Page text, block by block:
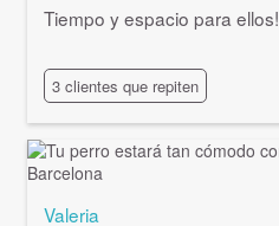
Tiempo y espacio para ellos!
3 clientes que repiten
Valeria